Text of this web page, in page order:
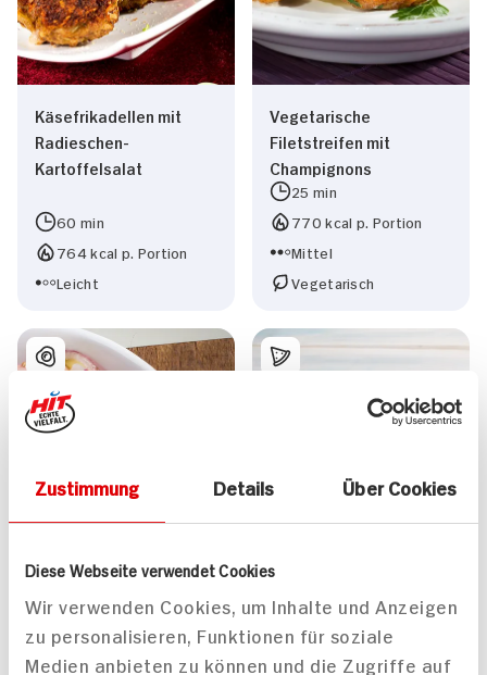
Zustimmung Details Über Cookies
Diese Webseite verwendet Cookies
Wir verwenden Cookies, um Inhalte und Anzeigen
zu personalisieren, Funktionen für soziale
Medien anbieten zu können und die Zugriffe auf
Käsefrikadellen mit
Radieschen-
Kartoffelsalat
60 min
764 kcal p. Portion
Leicht
Vegetarische
Filetstreifen mit
Champignons
25 min
770 kcal p. Portion
Mittel
Vegetarisch